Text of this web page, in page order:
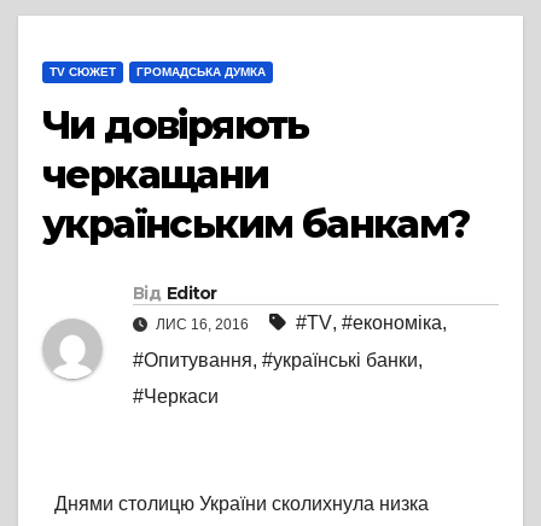
TV СЮЖЕТ ГРОМАДСЬКА ДУМКА
Чи довіряють
черкащани
українським банкам?
Від Editor
ЛИС 16, 2016 #TV, #економіка,
#Опитування, #українські банки,
#Черкаси
Днями столицю України сколихнула низка